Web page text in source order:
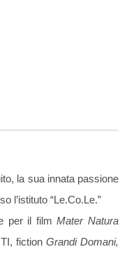
la sua innata passione
l’istituto “Le.Co.Le.”
per il filmMater Natura
fiction Grandi Domani,